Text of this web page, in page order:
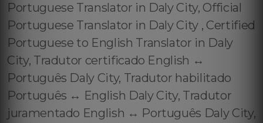
Portuguese Translator in Daly City, Official
Portuguese Translator in Daly City , Certified
Portuguese to English Translator in Daly
City, Tradutor certificado English ↔️
Português Daly City, Tradutor habilitado
Português ↔️ English Daly City, Tradutor
juramentado English ↔️ Português Daly City,